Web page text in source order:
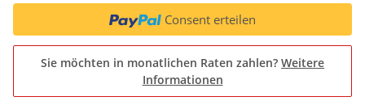
Consent erteilen
Sie möchten in monatlichen Raten zahlen? Weitere
Informationen